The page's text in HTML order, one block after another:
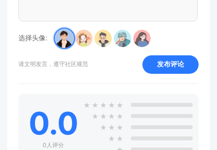
选择头像:
请文明发言，遵守社区规范 发布评论
0.0
0人评分
★ ★ ★ ★ ★
★ ★ ★ ★
★ ★ ★
★ ★